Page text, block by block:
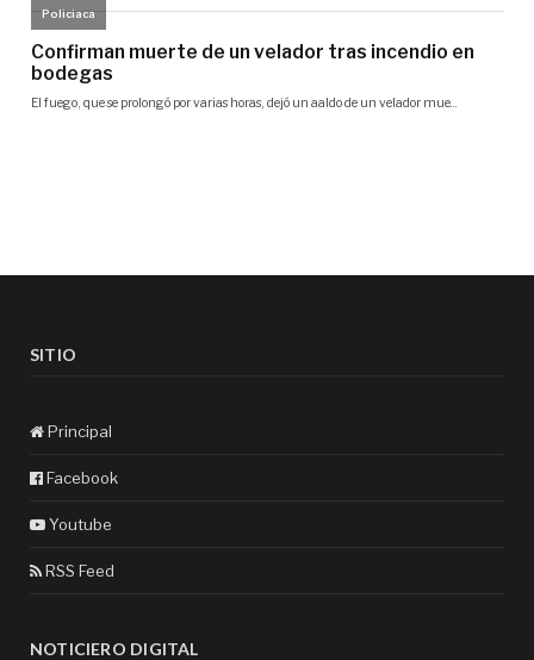
SITIO
Principal
Facebook
Youtube
RSS Feed
NOTICIERO DIGITAL